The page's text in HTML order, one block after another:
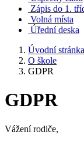
Zápis do 1.
Volná místa
Úřední deska
Úvodní stránka
O škole
GDPR
GDPR
Vážení rodiče,